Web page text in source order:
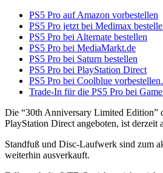
PS5 Pro auf Amazon vorbestellen
PS5 Pro jetzt bei Medimax
PS5 Pro bei Alternate bestellen
PS5 Pro bei MediaMarkt.de
PS5 Pro bei Saturn bestellen
PS5 Pro bei PlayStation Direct
PS5 Pro bei Coolblue vorbestellen.
Trade-In für die PS5 Pro bei
Die “30th Anniversary Limited Edition”
PlayStation Direct angeboten, ist derzeit
Standfuß und Disc-Laufwerk sind zum
weiterhin ausverkauft.